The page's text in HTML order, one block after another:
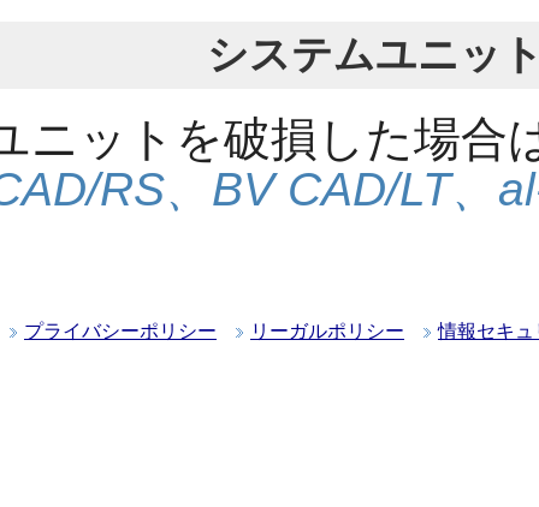
システムユニッ
ニットを破損した場合
RS、BV CAD/LT、
プライバシーポリシー リーガルポリシー 情報セキ